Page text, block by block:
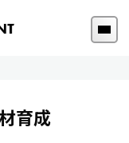
育成